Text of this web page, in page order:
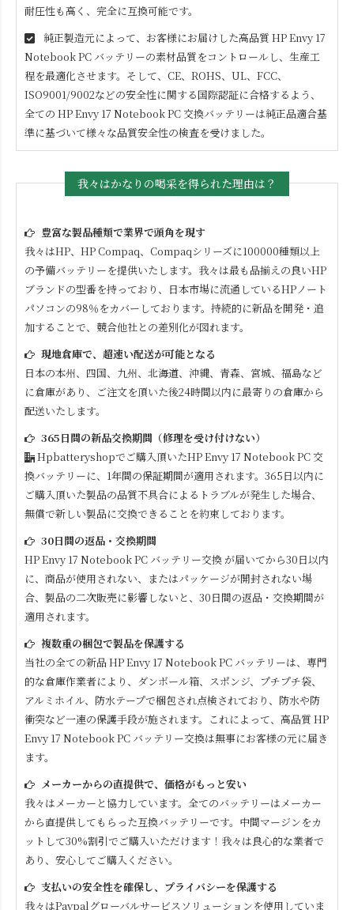
耐圧性も高く、完全に互換可能です。
純正製造元によって、お客様にお届けした高品質 HP Envy 17
Notebook PC バッテリーの素材品質をコントロールし、生産工
程を最適化させます。そして、CE、ROHS、UL、FCC、
ISO9001/9002などの安全性に関する国際認証に合格するよう、
全ての HP Envy 17 Notebook PC交換バッテリーは純正品適合基
準に基づいて様々な品質安全性の検査を受けました。
我々はかなりの喝采を得られた理由は？
豊富な製品種類で業界で頭角を現す
我々はHP、HP Compaq、Compaqシリーズに100000種類以上
の予備バッテリーを提供いたします。我々は最も品揃えの良いHP
ブランドの型番を持っており、日本市場に流通しているHPノート
パソコンの98％をカバーしております。持続的に新品を開発・追
加することで、競合他社との差別化が図れます。
現地倉庫で、超速い配送が可能となる
日本の本州、四国、九州、北海道、沖縄、青森、宮城、福島など
に倉庫があり、ご注文を頂いた後24時間以内に最寄りの倉庫から
配送いたします。
365日間の新品交換期間（修理を受け付けない）
Hpbatteryshopでご購入頂いたHP Envy 17 Notebook PC交
換バッテリーに、1年間の保証期間が適用されます。365日以内に
ご購入頂いた製品の品質不具合によるトラブルが発生した場合、
無償で新しい製品に交換できることを約束しております。
30日間の返品・交換期間
HP Envy 17 Notebook PC バッテリー交換 が届いてから30日以内
に、商品が使用されない、またはパッケージが開封されない場
合、製品の二次販売に影響しないと、30日間の返品・交換期間が
適用されます。
複数重の梱包で製品を保護する
当社の全ての新品HP Envy 17 Notebook PC バッテリーは、専門
的な倉庫作業者により、ダンボール箱、スポンジ、プチプチ袋、
アルミホイル、防水テープで梱包され点検されており、防水や防
衝突など一連の保護手段が施されます。これによって、高品質 HP
Envy 17 Notebook PC バッテリー交換は無事にお客様の元に届き
ます。
メーカーからの直提供で、価格がもっと安い
我々はメーカーと協力しています。全てのバッテリーはメーカー
から直提供してもらった互換バッテリーです。中間マージンをカ
ットして30%割引でご購入いただけます！我々は良心的な業者で
あり、安心してご購入ください。
支払いの安全性を確保し、プライバシーを保護する
我々はPaypalグローバルサービスソリューションを使用していま